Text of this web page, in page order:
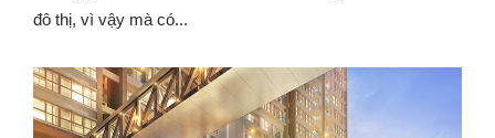
đô thị, vì vậy mà có...